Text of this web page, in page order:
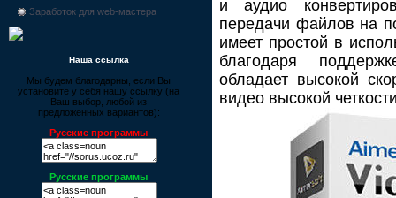
Заработок для web-мастера
Наша ссылка
Мы будем благодарны, если Вы
установите у себя нашу ссылку (на
Ваш выбор, любой из
предложенных вариантов):
Русские программы
Русские программы
и аудио
передачи файлов на
имеет простой в
благодаря
обладает высокой
видео высокой